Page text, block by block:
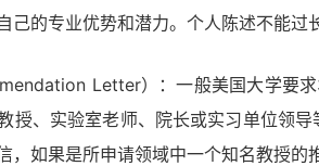
己的专业优势和潜力。个人陈述不能过
Letter）：一般美国大学要
授、实验室老师、院长或实习单位领
，如果是所申请领域中一个知名教授的